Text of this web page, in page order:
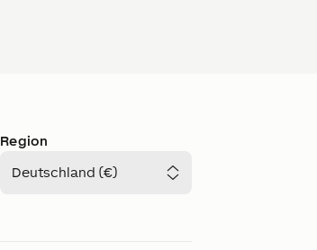
Region
Deutschland (€)